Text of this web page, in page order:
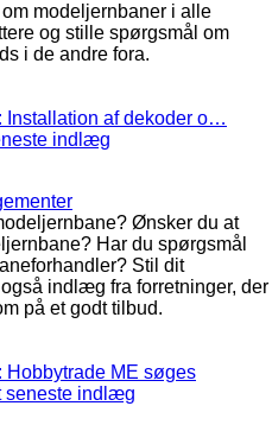
modeljernbaner i alle
og stille spørgsmål om
i de andre fora.
Installation af dekoder o…
indlæg
Ønsker du at
Har du spørgsmål
Stil dit
indlæg fra forretninger, der
på et godt tilbud.
Hobbytrade ME søges
seneste indlæg